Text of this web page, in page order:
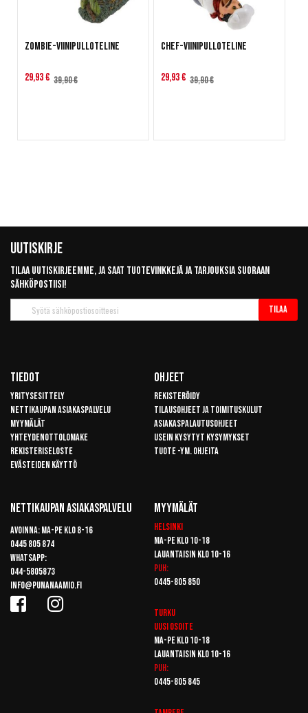
Zombie-viinipulloteline
Alennushinta
29,93 € 39,90 €
Chef-viinipulloteline
Alennushinta
29,93 € 39,90 €
Uutiskirje
Tilaa uutiskirjeemme, ja saat tuotevinkkejä ja tarjouksia suoraan
sähköpostiisi!
uutiskirje
Tilaa
Tiedot
Yritysesittely
Nettikaupan asiakaspalvelu
Myymälät
Yhteydenottolomake
Rekisteriseloste
Evästeiden käyttö
Ohjeet
Rekisteröidy
Tilausohjeet ja toimituskulut
Asiakaspalautusohjeet
Usein kysytyt kysymykset
Tuote -ym. ohjeita
Nettikaupan Asiakaspalvelu
Avoinna: Ma-pe klo 8-16
0445 805 874
Whatsapp:
044-5805873
info@punanaamio.fi
Myymälät
Helsinki
Ma-pe klo 10-18
Lauantaisin klo 10-16
Puh:
0445-805 850
Turku
Uusi osoite
Ma-pe klo 10-18
Lauantaisin klo 10-16
Puh:
0445-805 845